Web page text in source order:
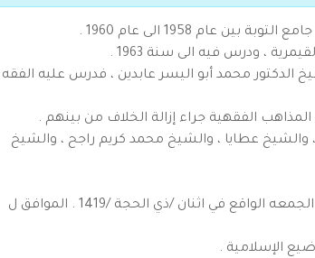
، ودرس فيه الى سنة 1963 .
الى قرابة عام 1967 ثم أنتقل في الدراسة الى الشيخ الدكتور محمد أبو اليسر عابدين ، فدرس عليه الفقه
الفقهية جراء إزالة الخلاف من بينهم .
عطايا ، والشيخ محمد كريم راجح ، والشيخ
توفي رحمه الله في صورة شهد كل من راها أنها صورة الإيمان الذي نام بعد سفر طويـل . وذلك من بعد ظهر يوم الجمعه الواقع في اثنان /ذي الحجة /1419 . الموافق ل
الإسلامية .